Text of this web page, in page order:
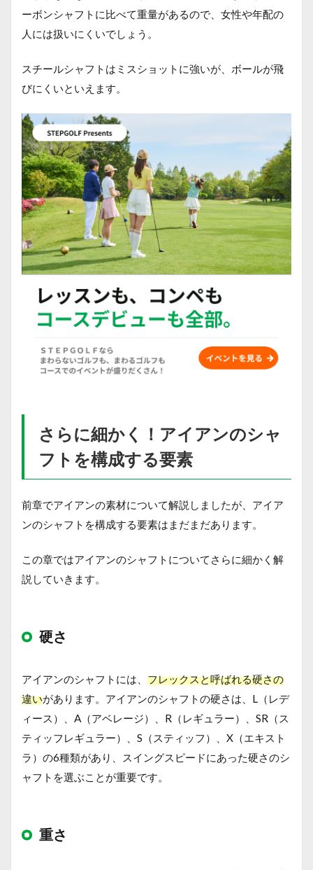
ーボンシャフトに比べて重量があるので、女性や年配の
人には扱いにくいでしょう。
スチールシャフトはミスショットに強いが、ボールが飛
びにくいといえます。
さらに細かく！アイアンのシャ
フトを構成する要素
前章でアイアンの素材について解説しましたが、アイア
ンのシャフトを構成する要素はまだまだあります。
この章ではアイアンのシャフトについてさらに細かく解
説していきます。
硬さ
アイアンのシャフトには、 フレックスと呼ばれる硬さの
違いがあります。アイアンのシャフトの硬さは、L（レデ
ィース）、A（アベレージ）、R（レギュラー）、SR（ス
ティッフレギュラー）、S（スティッフ）、X（エキスト
ラ）の6種類があり、スイングスピードにあった硬さのシ
ャフトを選ぶことが重要です。
重さ